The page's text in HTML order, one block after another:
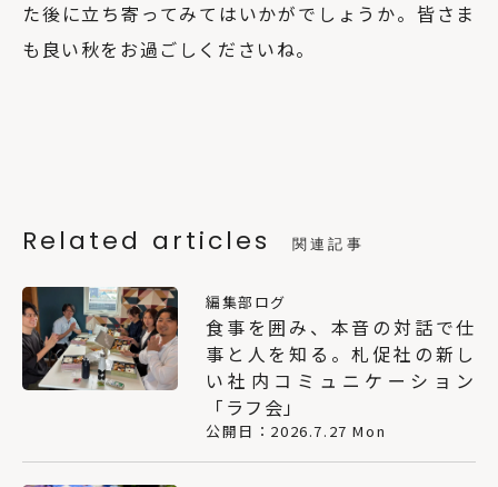
た後に立ち寄ってみてはいかがでしょうか。皆さま
も良い秋をお過ごしくださいね。
Related articles 関連記事
編集部ログ
食事を囲み、本音の対話で仕
事と人を知る。札促社の新し
い社内コミュニケーション
「ラフ会」
公開日：2026.7.27 Mon